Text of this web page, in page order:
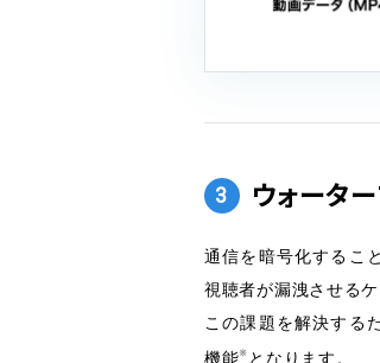
3 ウォータ
通信を暗号化するこ
視聴者が漏洩させる
この課題を解決する
機能※ となります。